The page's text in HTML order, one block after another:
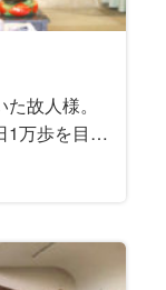
故人様。
1万歩を目標
立たれる
お過ごし
がらお散歩
てもとて